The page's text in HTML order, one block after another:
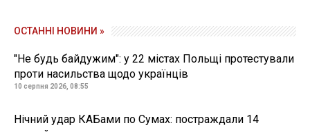
ОСТАННІ НОВИНИ »
"Не будь байдужим": у 22 містах Польщі протестували
проти насильства щодо українців
10 серпня 2026, 08:55
Нічний удар КАБами по Сумах: постраждали 14